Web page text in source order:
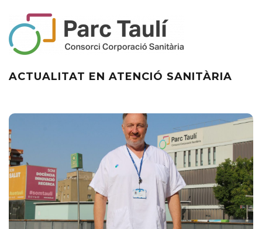
ACTUALITAT EN ATENCIÓ SANITÀRIA